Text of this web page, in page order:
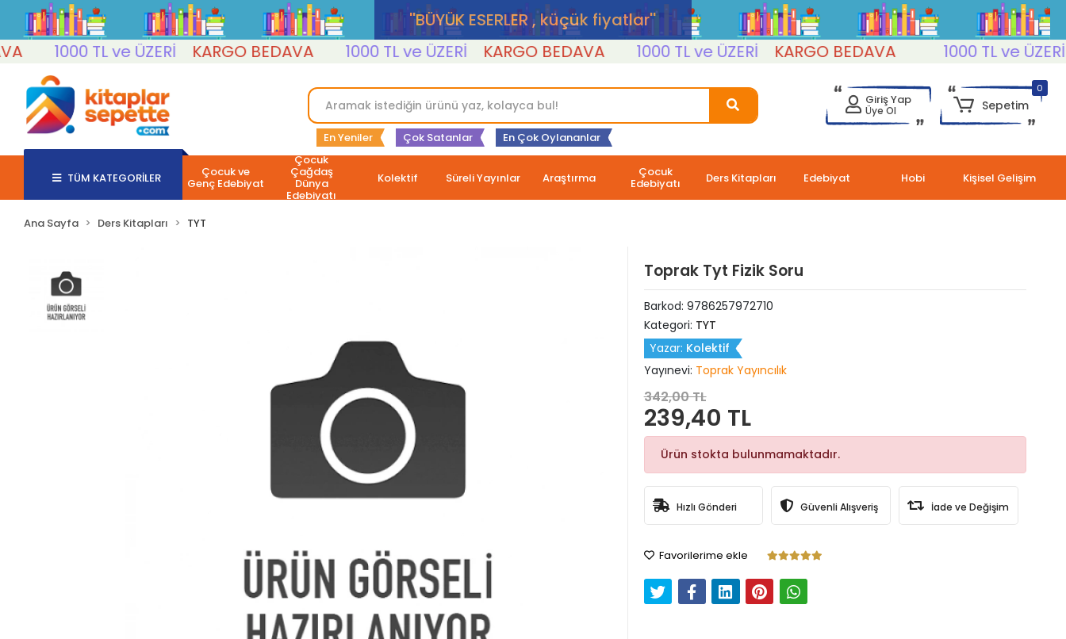
''BÜYÜK ESERLER , küçük fiyatlar''
1000 TL ve ÜZERİ
KARGO BEDAVA 1000 TL ve ÜZERİ KARGO BEDAVA 1000 TL ve ÜZERİ KARGO BEDAVA 1000 TL ve ÜZERİ
En Yeniler Çok Satanlar En Çok Oylananlar
Giriş Yap
Üye Ol
0
Sepetim
TÜM KATEGORİLER Çocuk ve
Genç Edebiyat
Çocuk
Çağdaş
Dünya
Edebiyatı
Kolektif Süreli Yayınlar Araştırma Çocuk
Edebiyatı Ders Kitapları Edebiyat Hobi Kişisel Gelişim
Ana Sayfa Ders Kitapları TYT
Toprak Tyt Fizik Soru
Barkod: 9786257972710
Kategori: TYT
Yazar: Kolektif
Yayınevi: Toprak Yayıncılık
342,00 TL
239,40 TL
Ürün stokta bulunmamaktadır.
Hızlı Gönderi Güvenli Alışveriş İade ve Değişim
Favorilerime ekle